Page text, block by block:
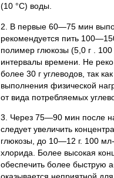
(10 °С) воды.
2. В первые 60—75 мин
рекомендуется пить
полимер глюкозы (5,0 г .
интервалы времени. Не
более 30 г углеводов, так
выполнения физической
от вида потребляемых
3. Через 75—90 мин после
следует увеличить
глюкозы, до 10—12 г. 100
хлорида. Более высокая
обеспечить более быструю